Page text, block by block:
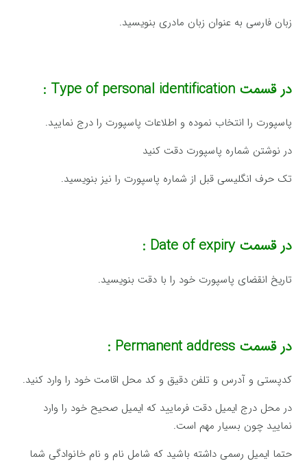
زبان فارسی به عنوان زبان مادری بنویسید.
در قسمت Type of personal identification :
پاسپورت را انتخاب نموده و اطلاعات پاسپورت را درج نمایید.
در نوشتن شماره پاسپورت دقت کنید
تک حرف انگلیسی قبل از شماره پاسپورت را نیز بنویسید.
در قسمتDate of expiry :
تاریخ انقضای پاسپورت خود را با دقت بنویسید.
در قسمت Permanent address :
کدپستی و آدرس و تلفن دقیق و کد محل اقامت خود را وارد کنید.
در محل درج ایمیل دقت فرمایید که ایمیل صحیح خود را وارد
نمایید چون بسیار مهم است.
حتما ایمیل رسمی داشته باشید که شامل نام و نام خانوادگی شما